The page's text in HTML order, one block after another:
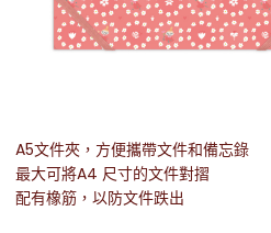
A5文件夾，方便攜帶文件和備忘錄
最大可將A4 尺寸的文件對摺
配有橡筋，以防文件跌出